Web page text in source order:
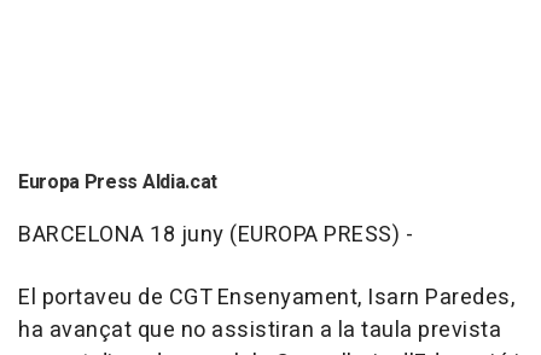
Europa Press Aldia.cat
BARCELONA 18 juny (EUROPA PRESS) -
El portaveu de CGT Ensenyament, Isarn Paredes,
ha avançat que no assistiran a la taula prevista